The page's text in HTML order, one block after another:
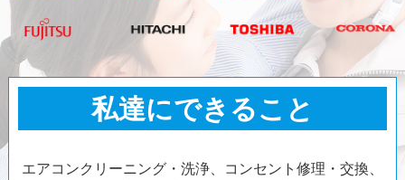
私達にできること
エアコンクリーニング・洗浄、コンセント修理・交換、